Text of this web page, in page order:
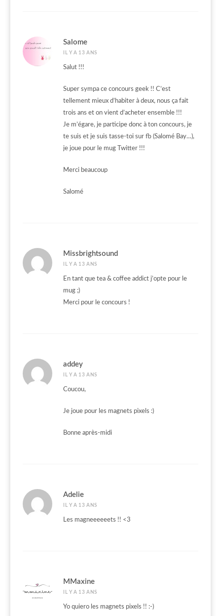
Salome
IL Y A 13 ANS
Salut !!!
Super sympa ce concours geek !! C’est
tellement mieux d’habiter à deux, nous ça fait
trois ans et on vient d’acheter ensemble !!!
Je m’égare, je participe donc à ton concours, je
te suis et je suis tasse-toi sur fb (Salomé Bay…),
je joue pour le mug Twitter !!!
Merci beaucoup
Salomé
Missbrightsound
IL Y A 13 ANS
En tant que tea & coffee addict j’opte pour le
mug ;)
Merci pour le concours !
addey
IL Y A 13 ANS
Coucou,
Je joue pour les magnets pixels :)
Bonne après-midi
Adelie
IL Y A 13 ANS
Les magneeeeeets !! <3
MMaxine
IL Y A 13 ANS
Yo quiero les magnets pixels !! :-)